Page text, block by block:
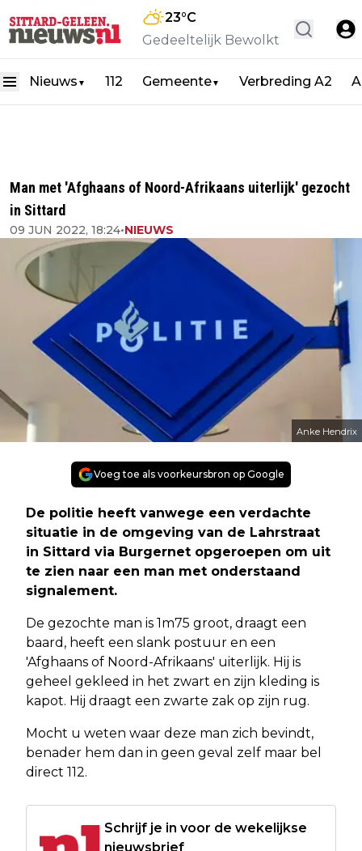
23°C
Gedeeltelijk Bewolkt
Nieuws ▼ 112 Gemeente▼ Verbreding A2
Man met 'Afghaans of Noord-Afrikaans uiterlijk' gezocht
in Sittard
09 JUN 2022, 18:24•NIEUWS
Anke Hendrix
Voeg toe als voorkeursbron op Google
De politie heeft vanwege een verdachte
situatie in de omgeving van de Lahrstraat
in Sittard via Burgernet opgeroepen om uit
te zien naar een man met onderstaand
signalement.
De gezochte man is 1m75 groot, draagt een
baard, heeft een slank postuur en een
'Afghaans of Noord-Afrikaans' uiterlijk. Hij is
geheel gekleed in het zwart en zijn kleding is
kapot. Hij draagt een zwarte zak op zijn rug.
Mocht u weten waar deze man zich bevindt,
benader hem dan in geen geval zelf maar bel
direct 112.
Schrijf je in voor de wekelijkse
nieuwsbrief